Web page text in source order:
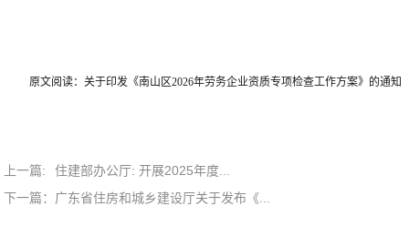
原文阅读：关于印发《南山区2026年劳务企业资质专项检查工作方案》的通知
上一篇:
住建部办公厅: 开展2025年度...
下一篇： 广东省住房和城乡建设厅关于发布《...